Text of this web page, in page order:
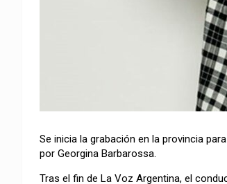
Se inicia la grabación en la provincia
por Georgina Barbarossa.
Tras el fin de La Voz Argentina, el